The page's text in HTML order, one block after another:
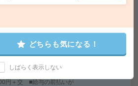
として実費支給 気になる!
し＊眼鏡レンズのメーカーでシス
円＋交 ■給与の前払いが
どちらも気になる！
しばらく表示しない